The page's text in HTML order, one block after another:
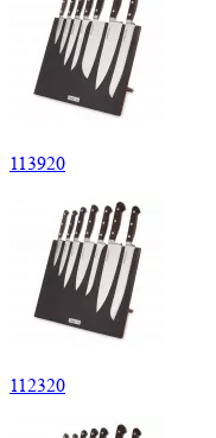
113920
112320